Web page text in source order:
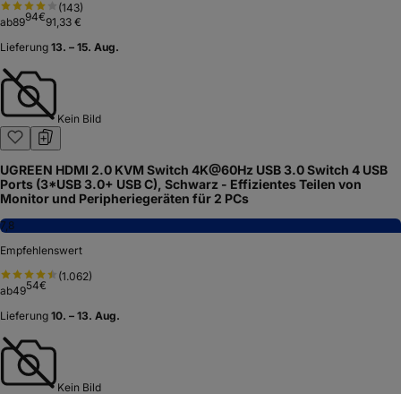
(143)
ab8994€91,33 €
Lieferung 13. – 15. Aug.
Kein Bild
UGREEN HDMI 2.0 KVM Switch 4K@60Hz USB 3.0 Switch 4 USB
Ports (3*USB 3.0+ USB C), Schwarz - Effizientes Teilen von
Monitor und Peripheriegeräten für 2 PCs
7,8
Empfehlenswert
(1.062)
ab4954€
Lieferung 10. – 13. Aug.
Kein Bild